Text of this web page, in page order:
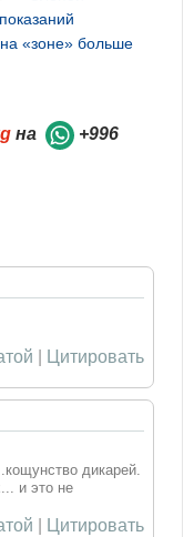
«зоне» больше
на
+996
Цитировать
дикарей.
и это не
Цитировать